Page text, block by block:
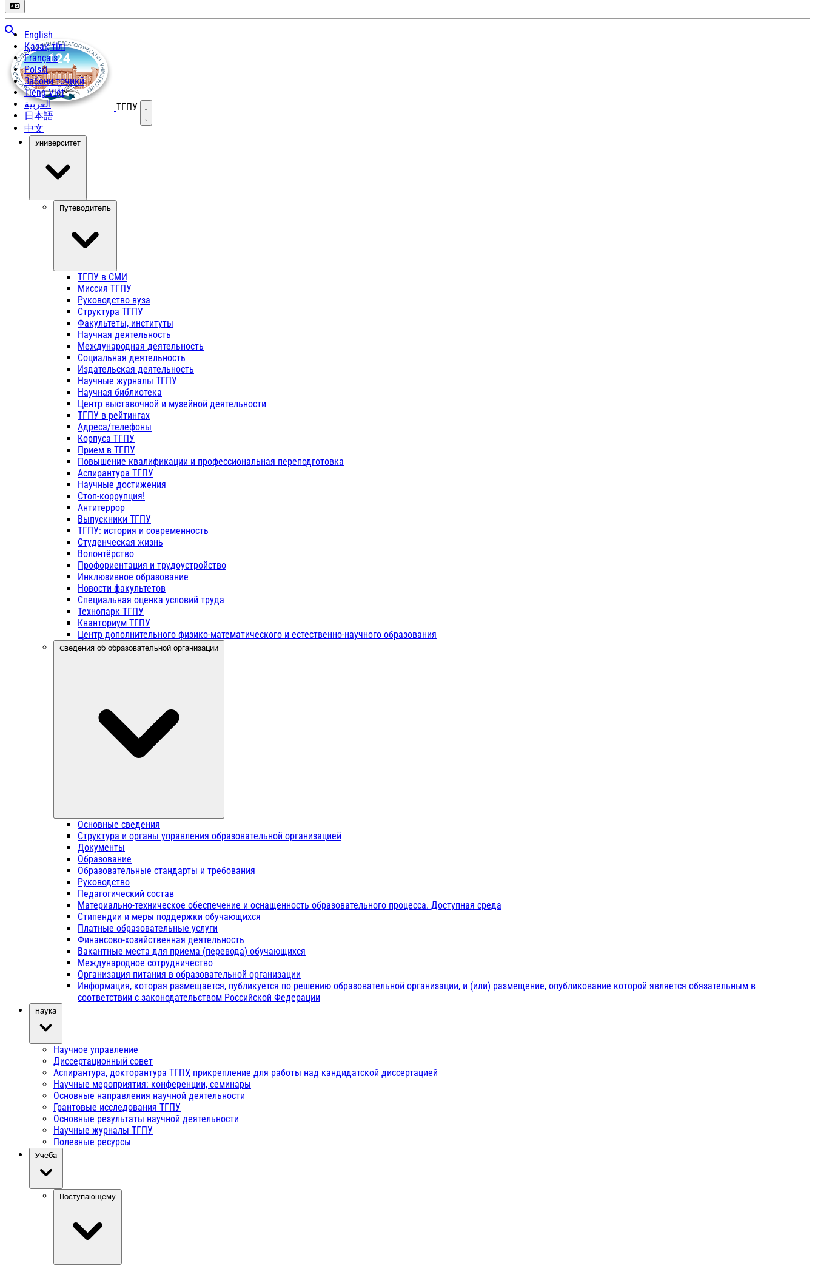
English
Қазақ тілі
Français
Polski
Забони тоҷикӣ
Tiếng Việt
العربية
日本語
中文
ТГПУ Открыть меню
Университет
Путеводитель
ТГПУ в СМИ
Миссия ТГПУ
Руководство вуза
Структура ТГПУ
Факультеты, институты
Научная деятельность
Международная деятельность
Социальная деятельность
Издательская деятельность
Научные журналы ТГПУ
Научная библиотека
Центр выставочной и музейной деятельности
ТГПУ в рейтингах
Адреса/телефоны
Корпуса ТГПУ
Прием в ТГПУ
Повышение квалификации и профессиональная переподготовка
Аспирантура ТГПУ
Научные достижения
Стоп-коррупция!
Антитеррор
Выпускники ТГПУ
ТГПУ: история и современность
Студенческая жизнь
Волонтёрство
Профориентация и трудоустройство
Инклюзивное образование
Новости факультетов
Специальная оценка условий труда
Технопарк ТГПУ
Кванториум ТГПУ
Центр дополнительного физико-математического и естественно-научного образования
Сведения об образовательной организации
Основные сведения
Структура и органы управления образовательной организацией
Документы
Образование
Образовательные стандарты и требования
Руководство
Педагогический состав
Материально-техническое обеспечение и оснащенность образовательного процесса. Доступная среда
Стипендии и меры поддержки обучающихся
Платные образовательные услуги
Финансово-хозяйственная деятельность
Вакантные места для приема (перевода) обучающихся
Международное сотрудничество
Организация питания в образовательной организации
Информация, которая размещается, публикуется по решению образовательной организации, и (или) размещение, опубликование которой является обязательным в
соответствии с законодательством Российской Федерации
Наука
Научное управление
Диссертационный совет
Аспирантура, докторантура ТГПУ, прикрепление для работы над кандидатской диссертацией
Научные мероприятия: конференции, семинары
Основные направления научной деятельности
Грантовые исследования ТГПУ
Основные результаты научной деятельности
Научные журналы ТГПУ
Полезные ресурсы
Учёба
Поступающему